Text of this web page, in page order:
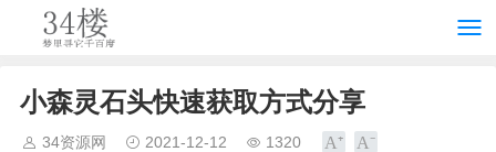
小森灵石头快速获取方式分享
34资源网 2021-12-12 1320